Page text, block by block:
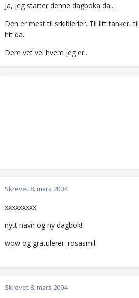
Ja, jeg starter denne dagboka da...
Den er mest til srkiblerier. Til litt tanker,
hit da.
Dere vet vel hvem jeg er...
Skrevet8. mars 2004
xxxxxxxxx
nytt navn og ny dagbok!
wow og gratulerer :rosasmil:
Skrevet8. mars 2004